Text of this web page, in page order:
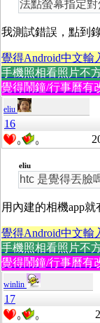
法點螢幕指定對
我測試錯誤，點到
覺得Android中文輸
手機照相看照片不
覺得鬧鐘/行事曆
eliu
16
0 0
eliu
htc 是覺得丟臉
用內建的相機app
覺得Android中文輸
手機照相看照片不
覺得鬧鐘/行事曆
winlin
17
0 0